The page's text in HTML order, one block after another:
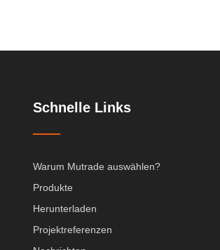
Schnelle Links
Warum Mutrade auswählen?
Produkte
Herunterladen
Projektreferenzen